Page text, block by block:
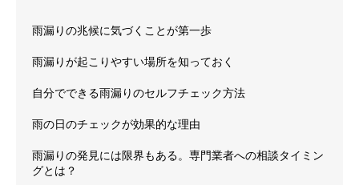
雨漏りの兆候に気づくことが第一歩
雨漏りが起こりやすい場所を知っておく
自分でできる雨漏りのセルフチェック方法
雨の日のチェックが効果的な理由
雨漏りの発見には限界もある。専門業者への相談タイミン
グとは？